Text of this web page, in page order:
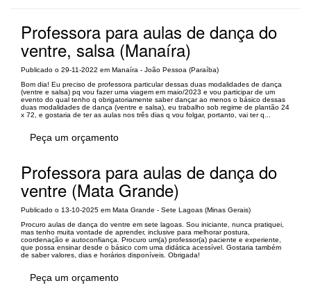
Professora para aulas de dança do
ventre, salsa (Manaíra)
Publicado o 29-11-2022 em Manaíra - João Pessoa (Paraíba)
Bom dia! Eu preciso de professora particular dessas duas modalidades de dança
(ventre e salsa) pq vou fazer uma viagem em maio/2023 e vou participar de um
evento do qual tenho q obrigatoriamente saber dançar ao menos o básico dessas
duas modalidades de dança (ventre e salsa), eu trabalho sob regime de plantão 24
x 72, e gostaria de ter as aulas nos três dias q vou folgar, portanto, vai ter q...
Peça um orçamento
Professora para aulas de dança do
ventre (Mata Grande)
Publicado o 13-10-2025 em Mata Grande - Sete Lagoas (Minas Gerais)
Procuro aulas de dança do ventre em sete lagoas. Sou iniciante, nunca pratiquei,
mas tenho muita vontade de aprender, inclusive para melhorar postura,
coordenação e autoconfiança. Procuro um(a) professor(a) paciente e experiente,
que possa ensinar desde o básico com uma didática acessível. Gostaria também
de saber valores, dias e horários disponíveis. Obrigada!
Peça um orçamento